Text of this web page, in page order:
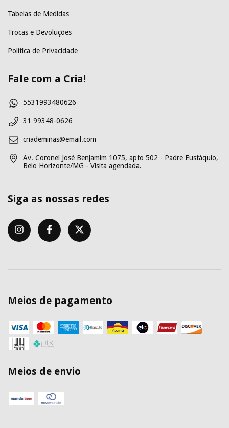
Tabelas de Medidas
Trocas e Devoluções
Política de Privacidade
Fale com a Cria!
5531993480626
31 99348-0626
criademinas@email.com
Av. Coronel José Benjamim 1075, apto 502 - Padre Eustáquio,
Belo Horizonte/MG - Visita agendada.
Siga as nossas redes
Meios de pagamento
Meios de envio